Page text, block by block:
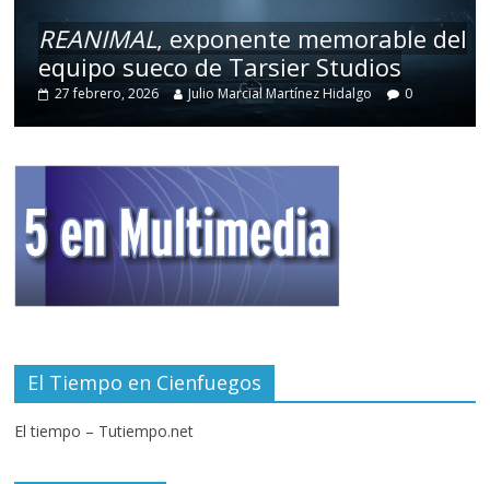
REANIMAL, exponente memorable del
equipo sueco de Tarsier Studios
27 febrero, 2026 Julio Marcial Martínez Hidalgo 0
El Tiempo en Cienfuegos
El tiempo – Tutiempo.net